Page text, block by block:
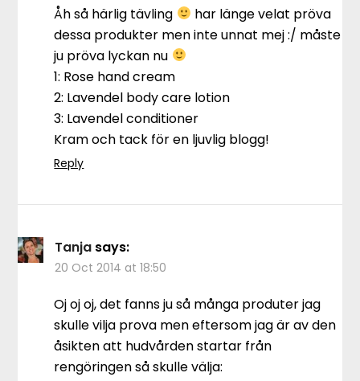
Åh så härlig tävling
har länge velat pröva
dessa produkter men inte unnat mej :/ måste
ju pröva lyckan nu
1: Rose hand cream
2: Lavendel body care lotion
3: Lavendel conditioner
Kram och tack för en ljuvlig blogg!
Reply
Tanja says:
20 Oct 2014 at 18:50
Oj oj oj, det fanns ju så många produter jag
skulle vilja prova men eftersom jag är av den
åsikten att hudvården startar från
rengöringen så skulle välja: